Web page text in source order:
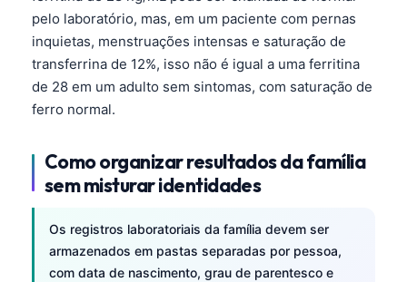
pelo laboratório, mas, em um paciente com pernas
inquietas, menstruações intensas e saturação de
transferrina de 12%, isso não é igual a uma ferritina
de 28 em um adulto sem sintomas, com saturação de
ferro normal.
Como organizar resultados da família
sem misturar identidades
Os registros laboratoriais da família devem ser
armazenados em pastas separadas por pessoa,
com data de nascimento, grau de parentesco e
Српски језик
Svenska
Azərbaycan dili
Čeština
ქართული
Русский
Lietuvių kalba